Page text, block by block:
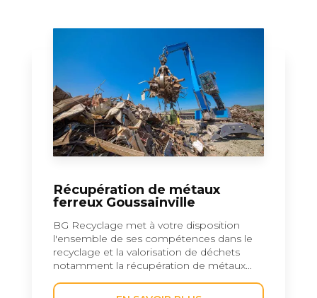
Récupération de métaux
ferreux Goussainville
BG Recyclage met à votre disposition
l'ensemble de ses compétences dans le
recyclage et la valorisation de déchets
notamment la récupération de métaux...